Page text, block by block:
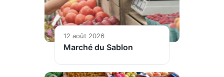
12 août 2026
Marché du Sablon